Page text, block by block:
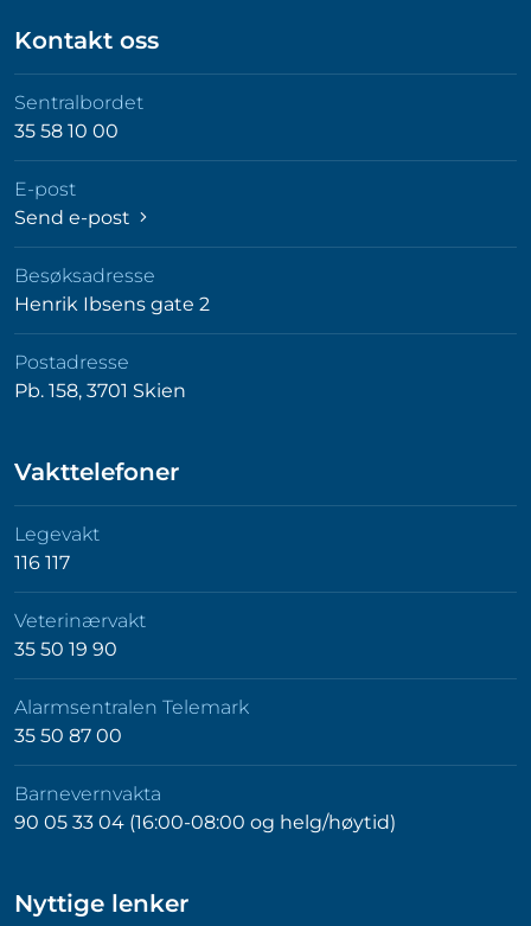
Kontakt oss
Sentralbordet
35 58 10 00
E-post
Send e-post
Besøksadresse
Henrik Ibsens gate 2
Postadresse
Pb. 158, 3701 Skien
Vakttelefoner
Legevakt
116 117
Veterinærvakt
35 50 19 90
Alarmsentralen Telemark
35 50 87 00
Barnevernvakta
90 05 33 04 (16:00-08:00 og helg/høytid)
Nyttige lenker